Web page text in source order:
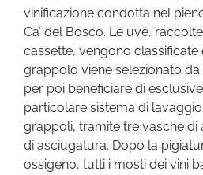
vinificazione condotta nel
Ca’ del Bosco. Le uve,
cassette, vengono classificate
grappolo viene selezionato
per poi beneficiare di esclusive
particolare sistema di
grappoli, tramite tre vasche
di asciugatura. Dopo la
ossigeno, tutti i mosti dei vini